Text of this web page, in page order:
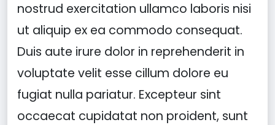
nostrud exercitation ullamco laboris nisi
ut aliquip ex ea commodo consequat.
Duis aute irure dolor in reprehenderit in
voluptate velit esse cillum dolore eu
fugiat nulla pariatur. Excepteur sint
occaecat cupidatat non proident, sunt